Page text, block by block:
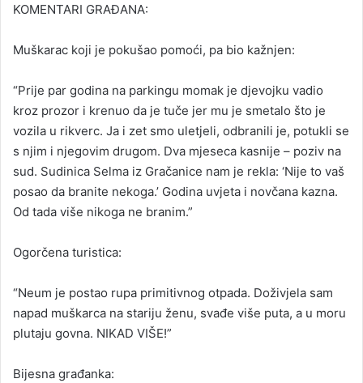
KOMENTARI GRAĐANA:
Muškarac koji je pokušao pomoći, pa bio kažnjen:
“Prije par godina na parkingu momak je djevojku vadio
kroz prozor i krenuo da je tuče jer mu je smetalo što je
vozila u rikverc. Ja i zet smo uletjeli, odbranili je, potukli se
s njim i njegovim drugom. Dva mjeseca kasnije – poziv na
sud. Sudinica Selma iz Gračanice nam je rekla: ‘Nije to vaš
posao da branite nekoga.’ Godina uvjeta i novčana kazna.
Od tada više nikoga ne branim.”
Ogorčena turistica:
“Neum je postao rupa primitivnog otpada. Doživjela sam
napad muškarca na stariju ženu, svađe više puta, a u moru
plutaju govna. NIKAD VIŠE!”
Bijesna građanka: